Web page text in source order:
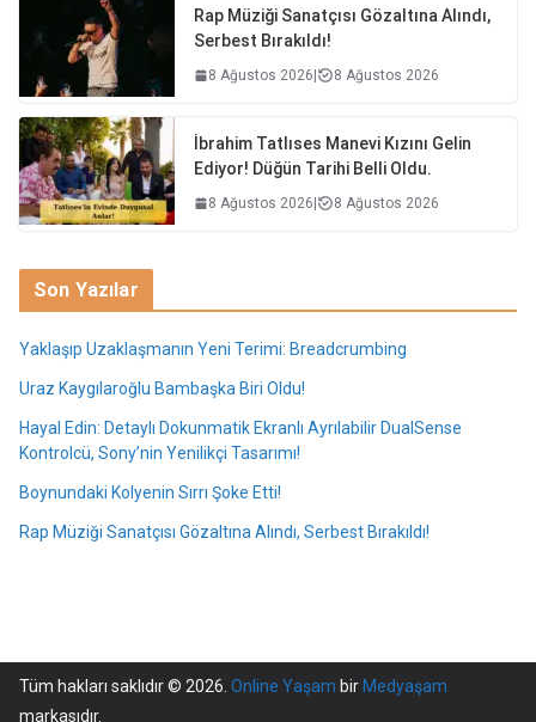
Rap Müziği Sanatçısı Gözaltına Alındı,
Serbest Bırakıldı!
8 Ağustos 2026 8 Ağustos 2026
İbrahim Tatlıses Manevi Kızını Gelin
Ediyor! Düğün Tarihi Belli Oldu.
8 Ağustos 2026 8 Ağustos 2026
Son Yazılar
Yaklaşıp Uzaklaşmanın Yeni Terimi: Breadcrumbing
Uraz Kaygılaroğlu Bambaşka Biri Oldu!
Hayal Edin: Detaylı Dokunmatik Ekranlı Ayrılabilir DualSense
Kontrolcü, Sony’nin Yenilikçi Tasarımı!
Boynundaki Kolyenin Sırrı Şoke Etti!
Rap Müziği Sanatçısı Gözaltına Alındı, Serbest Bırakıldı!
Tüm hakları saklıdır © 2026. Online Yaşam bir Medyaşam
markasıdır.